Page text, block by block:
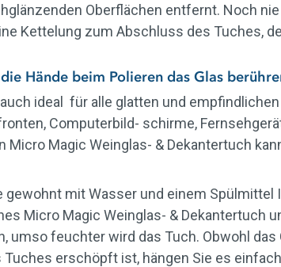
Oberflächen entfernt. Noch
Kettelung zum Abschluss des Tuches,
Hände beim Polieren das Glas
ideal für alle glatten und
Computerbild- schirme,
Micro Magic Weinglas- & Dekantertuch
mit Wasser und einem Spülmittel
Micro Magic Weinglas- & Dekantertuch
umso feuchter wird das Tuch. Obwohl
erschöpft ist, hängen Sie es